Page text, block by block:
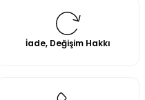
İade, Değişim Hakkı